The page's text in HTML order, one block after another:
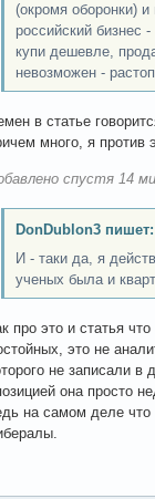
(окромя оборонки)
российский бизнес
купи дешевле,
невозможен -
в статье
много, я против
спустя 14
DonDublon3 пишет:
И - таки да, я
ученых была и
про это и статья
это не
не записали в
она просто
на самом деле что